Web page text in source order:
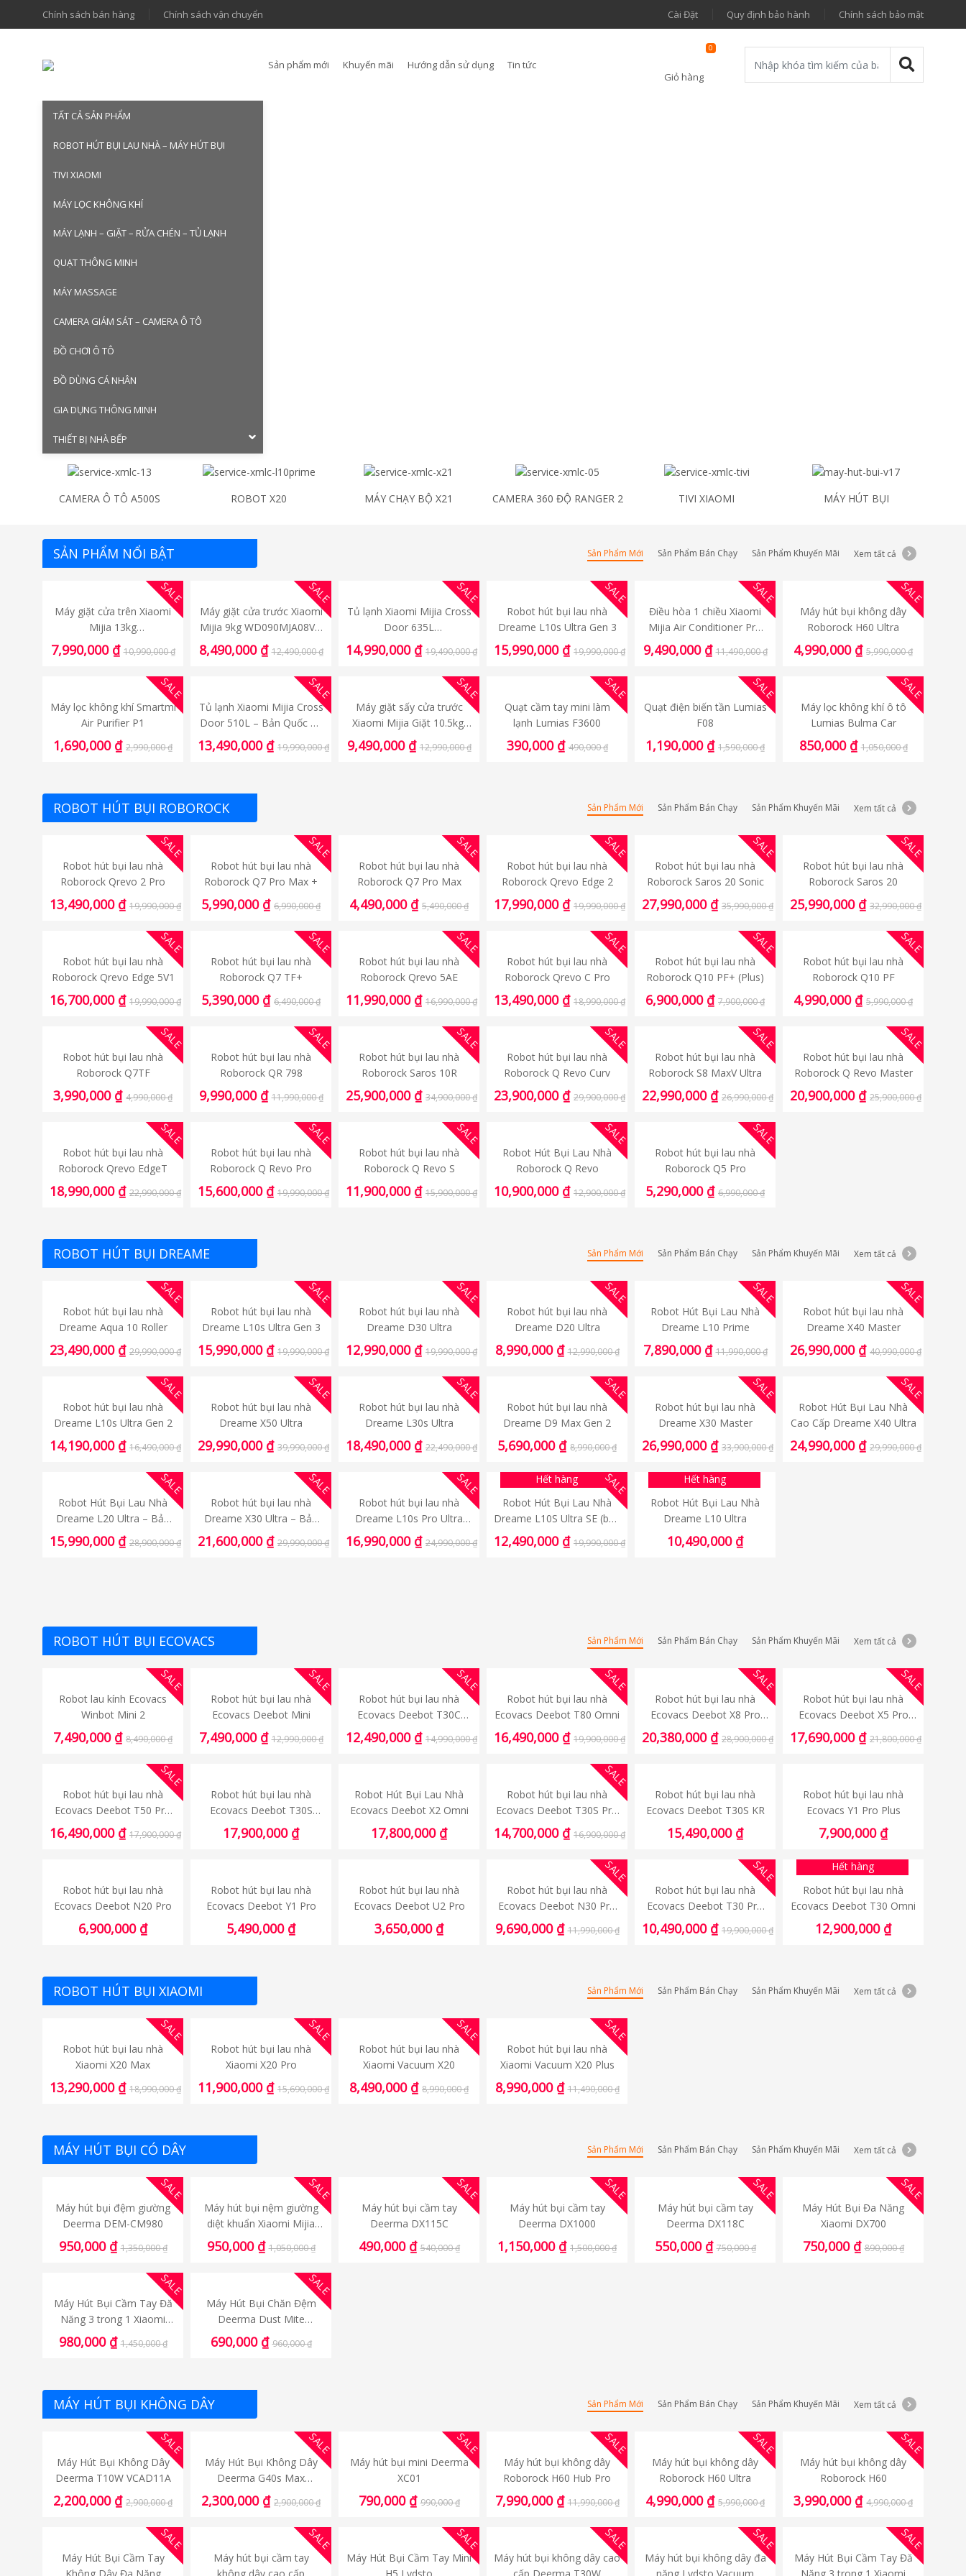
Chính sách bán hàng Chính sách vận chuyển Cài Đặt Quy định bảo hành Chính sách bảo mật
Sản phẩm mới Khuyến mãi Hướng dẫn sử dụng
Tin tức
Giỏ hàng
0
TẤT CẢ SẢN PHẨM
ROBOT HÚT BỤI LAU NHÀ – MÁY HÚT BỤI
TIVI XIAOMI
MÁY LỌC KHÔNG KHÍ
MÁY LẠNH – GIẶT – RỬA CHÉN – TỦ LẠNH
QUẠT THÔNG MINH
MÁY MASSAGE
CAMERA GIÁM SÁT – CAMERA Ô TÔ
ĐỒ CHƠI Ô TÔ
ĐỒ DÙNG CÁ NHÂN
GIA DỤNG THÔNG MINH
THIẾT BỊ NHÀ BẾP
CAMERA Ô TÔ A500S ROBOT X20 MÁY CHẠY BỘ X21 CAMERA 360 ĐỘ RANGER 2 TIVI XIAOMI MÁY HÚT BỤI
SẢN PHẨM NỔI BẬT Sản Phẩm Mới Sản Phẩm Bán Chạy Sản Phẩm Khuyến Mãi Xem tất cả
SALE
Máy giặt cửa trên Xiaomi
Mijia 13kg
TW130MJA08VN – Bản
Quốc Tế chính hãng
7,990,000 ₫ 10,990,000₫
SALE
Máy giặt cửa trước Xiaomi
Mijia 9kg WD090MJA08VN
– Bản Quốc Tế chính hãng
8,490,000 ₫ 12,490,000₫
SALE
Tủ lạnh Xiaomi Mijia Cross
Door 635L
MRS72HMPAVN – Bản
Quốc Tế chính hãng
14,990,000 ₫ 19,490,000₫
SALE
Robot hút bụi lau nhà
Dreame L10s Ultra Gen 3
15,990,000 ₫ 19,990,000₫
SALE
Điều hòa 1 chiều Xiaomi
Mijia Air Conditioner Pro
Eco Inverter 1.5 HP (Model:
ASC-12WO / N1C5-VN)
9,490,000 ₫ 11,490,000₫
SALE
Máy hút bụi không dây
Roborock H60 Ultra
4,990,000 ₫ 5,990,000₫
SALE
Máy lọc không khí Smartmi
Air Purifier P1
1,690,000 ₫ 2,990,000₫
SALE
Tủ lạnh Xiaomi Mijia Cross
Door 510L – Bản Quốc Tế
chính hãng
13,490,000 ₫ 19,990,000₫
SALE
Máy giặt sấy cửa trước
Xiaomi Mijia Giặt 10.5kg,
Sấy 7kg – Bản Quốc Tế
chính hãng
9,490,000 ₫ 12,990,000₫
SALE
Quạt cầm tay mini làm
lạnh Lumias F3600
390,000 ₫ 490,000₫
SALE
Quạt điện biến tần Lumias
F08
1,190,000 ₫ 1,590,000₫
SALE
Máy lọc không khí ô tô
Lumias Bulma Car
850,000 ₫ 1,050,000₫
ROBOT HÚT BỤI ROBOROCK Sản Phẩm Mới Sản Phẩm Bán Chạy Sản Phẩm Khuyến Mãi Xem tất cả
SALE
Robot hút bụi lau nhà
Roborock Qrevo 2 Pro
13,490,000 ₫ 19,990,000₫
SALE
Robot hút bụi lau nhà
Roborock Q7 Pro Max +
5,990,000 ₫ 6,990,000₫
SALE
Robot hút bụi lau nhà
Roborock Q7 Pro Max
4,490,000 ₫ 5,490,000₫
SALE
Robot hút bụi lau nhà
Roborock Qrevo Edge 2
17,990,000 ₫ 19,990,000₫
SALE
Robot hút bụi lau nhà
Roborock Saros 20 Sonic
27,990,000 ₫ 35,990,000₫
SALE
Robot hút bụi lau nhà
Roborock Saros 20
25,990,000 ₫ 32,990,000₫
SALE
Robot hút bụi lau nhà
Roborock Qrevo Edge 5V1
16,700,000 ₫ 19,990,000₫
SALE
Robot hút bụi lau nhà
Roborock Q7 TF+
5,390,000 ₫ 6,490,000₫
SALE
Robot hút bụi lau nhà
Roborock Qrevo 5AE
11,990,000 ₫ 16,990,000₫
SALE
Robot hút bụi lau nhà
Roborock Qrevo C Pro
13,490,000 ₫ 18,990,000₫
SALE
Robot hút bụi lau nhà
Roborock Q10 PF+ (Plus)
6,900,000 ₫ 7,900,000₫
SALE
Robot hút bụi lau nhà
Roborock Q10 PF
4,990,000 ₫ 5,990,000₫
SALE
Robot hút bụi lau nhà
Roborock Q7TF
3,990,000 ₫ 4,990,000₫
SALE
Robot hút bụi lau nhà
Roborock QR 798
9,990,000 ₫ 11,990,000₫
SALE
Robot hút bụi lau nhà
Roborock Saros 10R
25,900,000 ₫ 34,900,000₫
SALE
Robot hút bụi lau nhà
Roborock Q Revo Curv
23,900,000 ₫ 29,900,000₫
SALE
Robot hút bụi lau nhà
Roborock S8 MaxV Ultra
22,990,000 ₫ 26,990,000₫
SALE
Robot hút bụi lau nhà
Roborock Q Revo Master
20,900,000 ₫ 25,900,000₫
SALE
Robot hút bụi lau nhà
Roborock Qrevo EdgeT
18,990,000 ₫ 22,990,000₫
SALE
Robot hút bụi lau nhà
Roborock Q Revo Pro
15,600,000 ₫ 19,990,000₫
SALE
Robot hút bụi lau nhà
Roborock Q Revo S
11,900,000 ₫ 15,900,000₫
SALE
Robot Hút Bụi Lau Nhà
Roborock Q Revo
10,900,000 ₫ 12,900,000₫
SALE
Robot hút bụi lau nhà
Roborock Q5 Pro
5,290,000 ₫ 6,990,000₫
ROBOT HÚT BỤI DREAME Sản Phẩm Mới Sản Phẩm Bán Chạy Sản Phẩm Khuyến Mãi Xem tất cả
SALE
Robot hút bụi lau nhà
Dreame Aqua 10 Roller
23,490,000 ₫ 29,990,000₫
SALE
Robot hút bụi lau nhà
Dreame L10s Ultra Gen 3
15,990,000 ₫ 19,990,000₫
SALE
Robot hút bụi lau nhà
Dreame D30 Ultra
12,990,000 ₫ 19,990,000₫
SALE
Robot hút bụi lau nhà
Dreame D20 Ultra
8,990,000 ₫ 12,990,000₫
SALE
Robot Hút Bụi Lau Nhà
Dreame L10 Prime
7,890,000 ₫ 11,990,000₫
SALE
Robot hút bụi lau nhà
Dreame X40 Master
26,990,000 ₫ 40,990,000₫
SALE
Robot hút bụi lau nhà
Dreame L10s Ultra Gen 2
14,190,000 ₫ 16,490,000₫
SALE
Robot hút bụi lau nhà
Dreame X50 Ultra
29,990,000 ₫ 39,990,000₫
SALE
Robot hút bụi lau nhà
Dreame L30s Ultra
18,490,000 ₫ 22,490,000₫
SALE
Robot hút bụi lau nhà
Dreame D9 Max Gen 2
5,690,000 ₫ 8,990,000₫
SALE
Robot hút bụi lau nhà
Dreame X30 Master
26,990,000 ₫ 33,900,000₫
SALE
Robot Hút Bụi Lau Nhà
Cao Cấp Dreame X40 Ultra
24,990,000 ₫ 29,990,000₫
SALE
Robot Hút Bụi Lau Nhà
Dreame L20 Ultra – Bản
Quốc Tế
15,990,000 ₫ 28,900,000₫
SALE
Robot hút bụi lau nhà
Dreame X30 Ultra – Bản
Quốc Tế
21,600,000 ₫ 29,990,000₫
SALE
Robot hút bụi lau nhà
Dreame L10s Pro Ultra
(bản Quốc Tế)
16,990,000 ₫ 24,990,000₫
SALE
Hết hàng
Robot Hút Bụi Lau Nhà
Dreame L10S Ultra SE (bản
Quốc Tế)
12,490,000 ₫ 19,990,000₫
Hết hàng
Robot Hút Bụi Lau Nhà
Dreame L10 Ultra
10,490,000 ₫
ROBOT HÚT BỤI ECOVACS Sản Phẩm Mới Sản Phẩm Bán Chạy Sản Phẩm Khuyến Mãi Xem tất cả
SALE
Robot lau kính Ecovacs
Winbot Mini 2
7,490,000 ₫ 8,490,000₫
SALE
Robot hút bụi lau nhà
Ecovacs Deebot Mini
7,490,000 ₫ 12,990,000₫
SALE
Robot hút bụi lau nhà
Ecovacs Deebot T30C
2026
12,490,000 ₫ 14,990,000₫
SALE
Robot hút bụi lau nhà
Ecovacs Deebot T80 Omni
16,490,000 ₫ 19,900,000₫
SALE
Robot hút bụi lau nhà
Ecovacs Deebot X8 Pro
Omni 2025
20,380,000 ₫ 28,900,000₫
SALE
Robot hút bụi lau nhà
Ecovacs Deebot X5 Pro
Omni
17,690,000 ₫ 21,800,000₫
SALE
Robot hút bụi lau nhà
Ecovacs Deebot T50 Pro
Omni 2025
16,490,000 ₫ 17,900,000₫
Robot hút bụi lau nhà
Ecovacs Deebot T30S
Combo
17,900,000 ₫
Robot Hút Bụi Lau Nhà
Ecovacs Deebot X2 Omni
17,800,000 ₫
SALE
Robot hút bụi lau nhà
Ecovacs Deebot T30S Pro
2025
14,700,000 ₫ 16,900,000₫
Robot hút bụi lau nhà
Ecovacs Deebot T30S KR
15,490,000 ₫
Robot hút bụi lau nhà
Ecovacs Y1 Pro Plus
7,900,000 ₫
Robot hút bụi lau nhà
Ecovacs Deebot N20 Pro
6,900,000 ₫
Robot hút bụi lau nhà
Ecovacs Deebot Y1 Pro
5,490,000 ₫
Robot hút bụi lau nhà
Ecovacs Deebot U2 Pro
3,650,000 ₫
SALE
Robot hút bụi lau nhà
Ecovacs Deebot N30 Pro
Omni 2025 – Bản Quốc Tế
9,690,000 ₫ 11,990,000₫
SALE
Robot hút bụi lau nhà
Ecovacs Deebot T30 Pro
Omni
10,490,000 ₫ 19,900,000₫
Hết hàng
Robot hút bụi lau nhà
Ecovacs Deebot T30 Omni
12,900,000 ₫
ROBOT HÚT BỤI XIAOMI Sản Phẩm Mới Sản Phẩm Bán Chạy Sản Phẩm Khuyến Mãi Xem tất cả
SALE
Robot hút bụi lau nhà
Xiaomi X20 Max
13,290,000 ₫ 18,990,000₫
SALE
Robot hút bụi lau nhà
Xiaomi X20 Pro
11,900,000 ₫ 15,690,000₫
SALE
Robot hút bụi lau nhà
Xiaomi Vacuum X20
8,490,000 ₫ 8,990,000₫
SALE
Robot hút bụi lau nhà
Xiaomi Vacuum X20 Plus
8,990,000 ₫ 11,490,000₫
MÁY HÚT BỤI CÓ DÂY Sản Phẩm Mới Sản Phẩm Bán Chạy Sản Phẩm Khuyến Mãi Xem tất cả
SALE
Máy hút bụi đệm giường
Deerma DEM-CM980
950,000 ₫ 1,350,000₫
SALE
Máy hút bụi nệm giường
diệt khuẩn Xiaomi Mijia
Gen 2
950,000 ₫ 1,050,000₫
SALE
Máy hút bụi cầm tay
Deerma DX115C
490,000 ₫ 540,000₫
SALE
Máy hút bụi cầm tay
Deerma DX1000
1,150,000 ₫ 1,500,000₫
SALE
Máy hút bụi cầm tay
Deerma DX118C
550,000 ₫ 750,000₫
SALE
Máy Hút Bụi Đa Năng
Xiaomi DX700
750,000 ₫ 890,000₫
SALE
Máy Hút Bụi Cầm Tay Đă
Năng 3 trong 1 Xiaomi
Deerma CM1300
980,000 ₫ 1,450,000₫
SALE
Máy Hút Bụi Chăn Đệm
Deerma Dust Mite
Vacuum Cleaner CM800 /
CM810
690,000 ₫ 960,000₫
MÁY HÚT BỤI KHÔNG DÂY Sản Phẩm Mới Sản Phẩm Bán Chạy Sản Phẩm Khuyến Mãi Xem tất cả
SALE
Máy Hút Bụi Không Dây
Deerma T10W VCAD11A
2,200,000 ₫ 2,900,000₫
SALE
Máy Hút Bụi Không Dây
Deerma G40s Max
VCAD114
2,300,000 ₫ 2,900,000₫
SALE
Máy hút bụi mini Deerma
XC01
790,000 ₫ 990,000₫
SALE
Máy hút bụi không dây
Roborock H60 Hub Pro
7,990,000 ₫ 11,990,000₫
SALE
Máy hút bụi không dây
Roborock H60 Ultra
4,990,000 ₫ 5,990,000₫
SALE
Máy hút bụi không dây
Roborock H60
3,990,000 ₫ 4,990,000₫
SALE
Máy Hút Bụi Cầm Tay
Không Dây Đa Năng
SALE
Máy hút bụi cầm tay
không dây cao cấp
SALE
Máy Hút Bụi Cầm Tay Mini
H5 Lydsto
SALE
Máy hút bụi không dây cao
cấp Deerma T30W
SALE
Máy hút bụi không dây đa
năng Lydsto Vacuum
SALE
Máy Hút Bụi Cầm Tay Đă
Năng 3 trong 1 Xiaomi